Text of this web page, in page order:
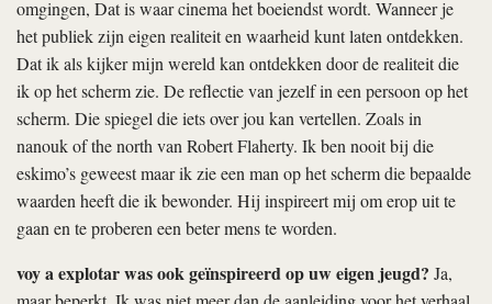
omgingen, Dat is waar cinema het boeiendst wordt. Wanneer je
het publiek zijn eigen realiteit en waarheid kunt laten ontdekken.
Dat ik als kijker mijn wereld kan ontdekken door de realiteit die
ik op het scherm zie. De reflectie van jezelf in een persoon op het
scherm. Die spiegel die iets over jou kan vertellen. Zoals in
nanouk of the northvan Robert Flaherty. Ik ben nooit bij die
eskimo’s geweest maar ik zie een man op het scherm die bepaalde
waarden heeft die ik bewonder. Hij inspireert mij om erop uit te
gaan en te proberen een beter mens te worden.
voy a explotarwas ook geïnspireerd op uw eigen jeugd? Ja,